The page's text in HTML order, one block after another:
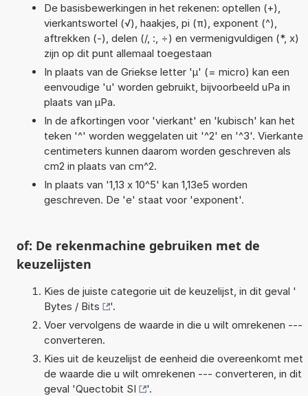
De basisbewerkingen in het rekenen: optellen (+),
vierkantswortel (√), haakjes, pi (π), exponent (^),
aftrekken (-), delen (/, :, ÷) en vermenigvuldigen (*, x)
zijn op dit punt allemaal toegestaan
In plaats van de Griekse letter 'µ' (= micro) kan een
eenvoudige 'u' worden gebruikt, bijvoorbeeld uPa in
plaats van µPa.
In de afkortingen voor 'vierkant' en 'kubisch' kan het
teken '^' worden weggelaten uit '^2' en '^3'. Vierkante
centimeters kunnen daarom worden geschreven als
cm2 in plaats van cm^2.
In plaats van '1,13 x 10^5' kan 1,13e5 worden
geschreven. De 'e' staat voor 'exponent'.
of: De rekenmachine gebruiken met de
keuzelijsten
Kies de juiste categorie uit de keuzelijst, in dit geval '
Bytes / Bits
'.
Voer vervolgens de waarde in die u wilt omrekenen ---
converteren.
Kies uit de keuzelijst de eenheid die overeenkomt met
de waarde die u wilt omrekenen --- converteren, in dit
geval 'Quectobit SI
'.